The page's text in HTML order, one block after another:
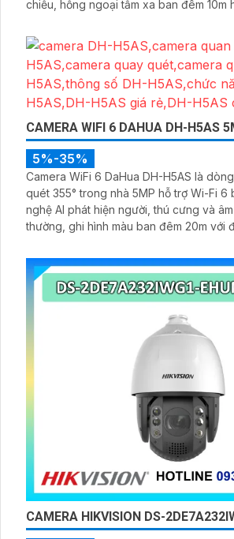
chiều, hồng ngoại tầm xa ban đêm 10m
DMSS
CAMERA WIFI 6 DAHUA DH-H5AS
5%-35%
Camera WiFi 6 DaHua DH-H5AS là
quét 355° trong nhà 5MP hỗ trợ Wi-Fi 6
nghệ AI phát hiện người, thú cưng và
thường, ghi hình màu ban đêm 20m với
dụng DMSS,
CAMERA HIKVISION DS-